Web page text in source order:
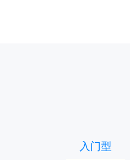
入门型